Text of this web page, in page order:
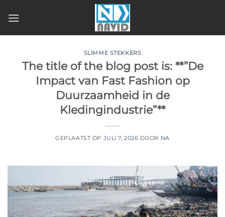
naar
SLIMME STEKKERS
The title of the blog post is: **”De
Impact van Fast Fashion op
Duurzaamheid in de
Kledingindustrie”**
GEPLAATST OP JULI 7, 2026 DOOR NA